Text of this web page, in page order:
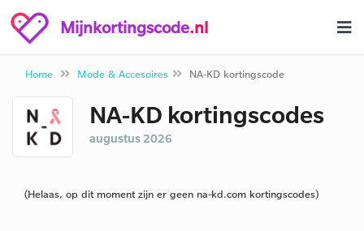
Mijnkortingscode.nl
Home Mode & Accesoires NA-KD kortingscode
NA-KD kortingscodes
augustus 2026
(Helaas, op dit moment zijn er geen na-kd.com kortingscodes)